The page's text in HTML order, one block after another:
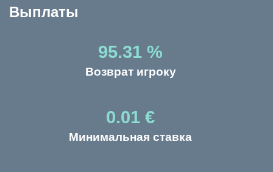
Выплаты
95.31 %
Возврат игроку
0.01 €
Минимальная ставка